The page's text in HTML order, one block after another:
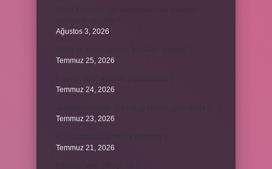
Ağustos 3, 2026
Temmuz 25, 2026
Temmuz 24, 2026
Temmuz 23, 2026
Temmuz 21, 2026